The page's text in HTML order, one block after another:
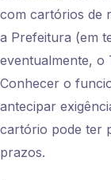
com cartórios de
a Prefeitura (em
eventualmente, o
Conhecer o
antecipar
cartório pode ter
prazos.